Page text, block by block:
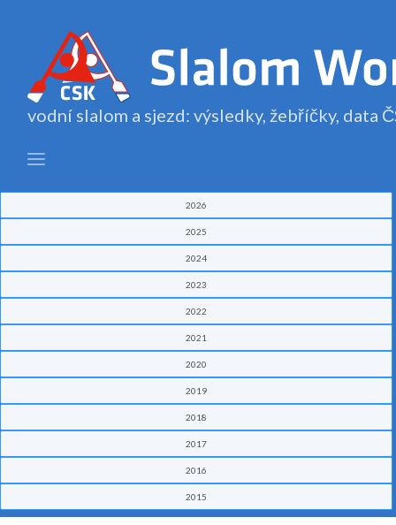
vodní slalom a sjezd: výsledky, žebříčky, data
2026
2025
2024
2023
2022
2021
2020
2019
2018
2017
2016
2015